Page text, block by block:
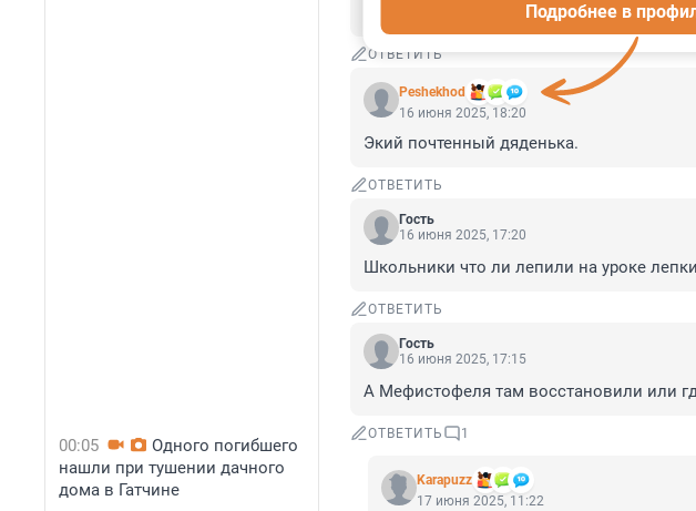
00:05
Одного погибшего
нашли при тушении дачного
дома в Гатчине
ОТВЕТИТЬ
Peshekhod
Подробнее в
16 июня 2025, 18:20
Экий почтенный дяденька.
ОТВЕТИТЬ
Гость
16 июня 2025, 17:20
Школьники что ли лепили на уроке
ОТВЕТИТЬ
Гость
16 июня 2025, 17:15
А Мефистофеля там восстановили или
ОТВЕТИТЬ 1
Karapuzz
17 июня 2025, 11:22